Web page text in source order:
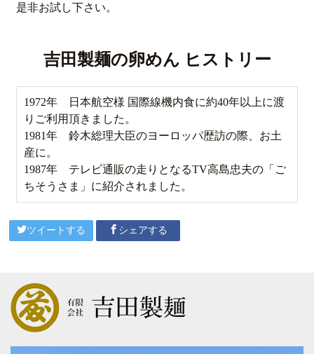
是非お試し下さい。
吉田製麺の卵めん ヒストリー
1972年 日本航空様 国際線機内食に約40年以上に渡
りご利用頂きました。
1981年 鈴木総理大臣のヨーロッパ歴訪の際、お土
産に。
1987年 テレビ通販の走りとなるTV高島忠夫の「ご
ちそうさま」に紹介されました。
ツイートする シェアする